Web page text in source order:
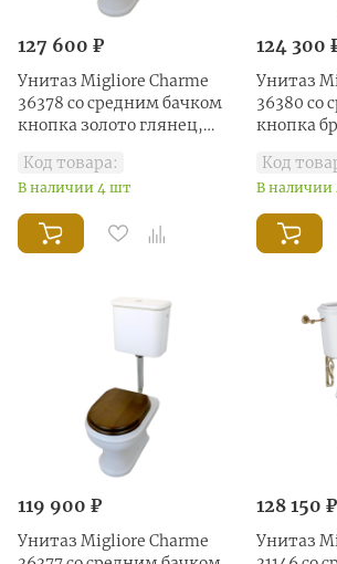
127 600 ₽
Унитаз Migliore Charme
36378 со средним бачком
кнопка золото глянец,
Код товара:
В наличии 4 шт
124 300
Унитаз
36380 со
кнопка
Код
В наличии
119 900 ₽
Унитаз Migliore Charme
128 150 ₽
Унитаз